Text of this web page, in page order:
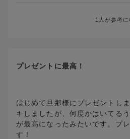
1 人が参考
プレゼントに最高！
はじめて旦那様にプレゼントし
キしましたが、何度かはいてる
が最高になったみたいです。プ
す！